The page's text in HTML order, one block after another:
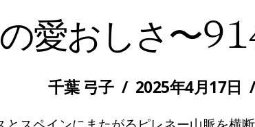
愛おしさ〜
千葉 弓子 / 2025年4月17日